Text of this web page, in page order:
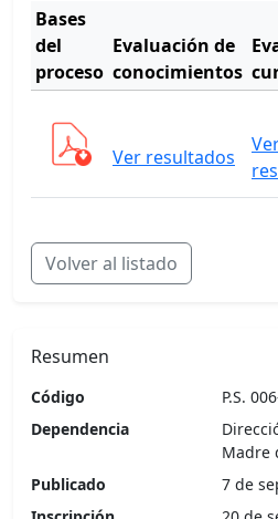
Bases
del
proceso
Evaluación de
conocimientos
Ver resultados
Volver al listado
Resumen
Código
P.S.
Dependencia
Madre
Publicado
7 de